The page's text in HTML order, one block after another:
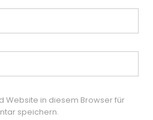
Website in diesem Browser für
speichern.